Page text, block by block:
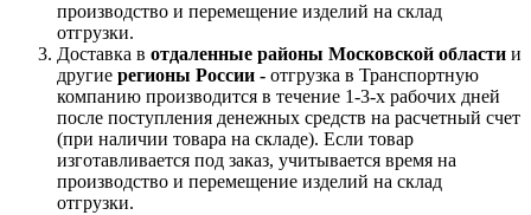
производство и перемещение изделий на склад
отгрузки.
Доставка в отдаленные районы Московской области и
другие регионы России - отгрузка в Транспортную
компанию производится в течение 1-3-х рабочих дней
после поступления денежных средств на расчетный счет
(при наличии товара на складе). Если товар
изготавливается под заказ, учитывается время на
производство и перемещение изделий на склад
отгрузки.